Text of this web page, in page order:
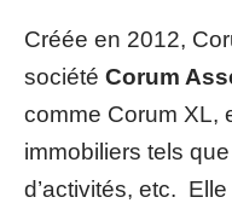
Créée en 2012,
société Corum
comme Corum XL,
immobiliers tels
d’activités, etc.